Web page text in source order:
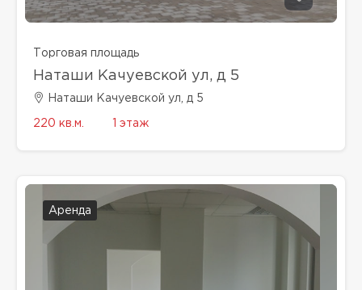
Торговая площадь
Наташи Качуевской ул, д 5
Наташи Качуевской ул, д 5
220 кв.м. 1 этаж
Аренда